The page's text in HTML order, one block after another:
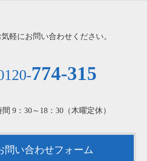
軽にお問い合わせください。
774-315
9：30～18：30（木曜定休）
問い合わせフォーム